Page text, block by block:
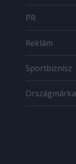
PR
Reklám
Sportbiznisz
Országmárka